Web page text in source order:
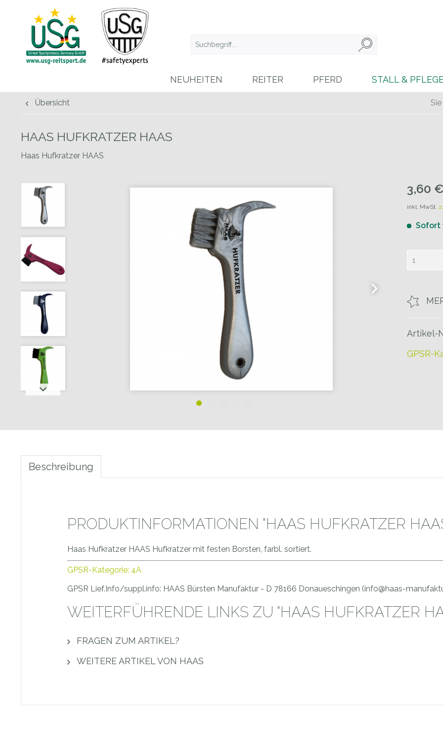
NEUHEITEN REITER PFERD STALL &
Übersicht
HAAS HUFKRATZER HAAS
Haas Hufkratzer HAAS
3,60
inkl. MwSt.
Sofort
Artikel-
GPSR-
Beschreibung
PRODUKTINFORMATIONEN "HAAS HUFKRATZER
Haas Hufkratzer HAAS Hufkratzer mit festen Borsten, farbl. sortiert.
GPSR-Kategorie: 4A
GPSR Lief.Info/suppl.info: HAAS Bürsten Manufaktur - D 78166 Donaueschingen (info@haas-
WEITERFÜHRENDE LINKS ZU "HAAS HUFKRATZER
FRAGEN ZUM ARTIKEL?
WEITERE ARTIKEL VON HAAS